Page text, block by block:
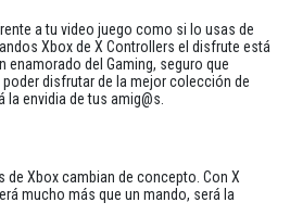
a tu video juego como si lo usas de
Xbox de X Controllers el disfrute está
enamorado del Gaming, seguro que
disfrutar de la mejor colección de
envidia de tus amig@s.
Xbox cambian de concepto. Con X
mucho más que un mando, será la